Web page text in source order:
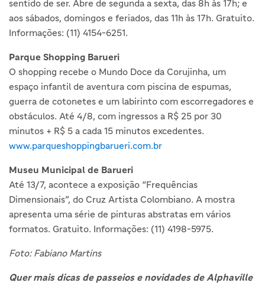
sentido de ser. Abre de segunda a sexta, das 8h às 17h; e
aos sábados, domingos e feriados, das 11h às 17h. Gratuito.
Informações: (11) 4154-6251.
Parque Shopping Barueri
O shopping recebe o Mundo Doce da Corujinha, um
espaço infantil de aventura com piscina de espumas,
guerra de cotonetes e um labirinto com escorregadores e
obstáculos. Até 4/8, com ingressos a R$ 25 por 30
minutos + R$ 5 a cada 15 minutos excedentes.
www.parqueshoppingbarueri.com.br
Museu Municipal de Barueri
Até 13/7, acontece a exposição “Frequências
Dimensionais”, do Cruz Artista Colombiano. A mostra
apresenta uma série de pinturas abstratas em vários
formatos. Gratuito. Informações: (11) 4198-5975.
Foto: Fabiano Martins
Quer mais dicas de passeios e novidades de Alphaville